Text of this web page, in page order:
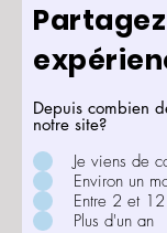
Depuis combien
notre site?
Je viens de
Environ un
Entre 2 et
Plus d'un an